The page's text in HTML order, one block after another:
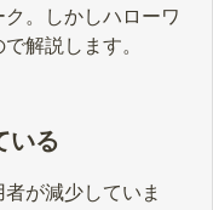
。しかしハローワ
解説します。
いる
が減少していま